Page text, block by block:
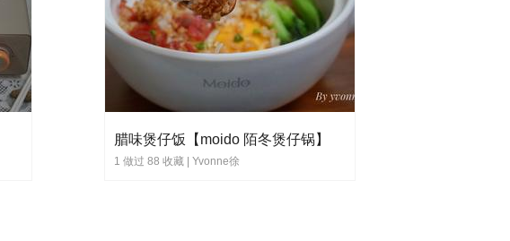
腊味煲仔饭【moido 陌冬煲仔锅】
1 做过 88 收藏 | Yvonne徐